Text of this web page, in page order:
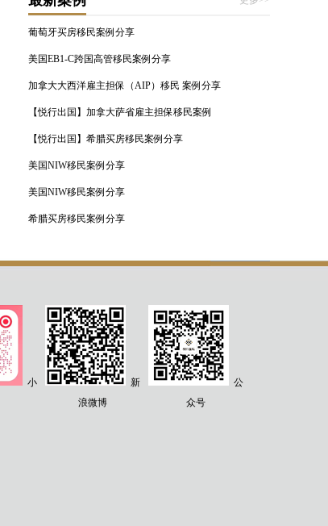
葡萄牙买房移民案例分享
美国EB1-C跨国高管移民案例分享
加拿大大西洋雇主担保（AIP）移民 案例分享
【悦行出国】加拿大萨省雇主担保移民案例
【悦行出国】希腊买房移民案例分享
美国NIW移民案例分享
美国NIW移民案例分享
希腊买房移民案例分享
公
众号
新
浪微博
小